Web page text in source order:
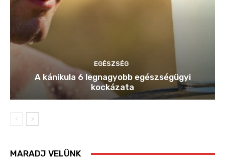
EGÉSZSÉG
A kánikula 6 legnagyobb egészségügyi
kockázata
MARADJ VELÜNK